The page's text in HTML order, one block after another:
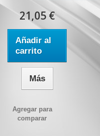
21,05 €
Añadir al
carrito
Más
Agregar para
comparar